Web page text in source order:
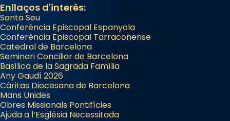
Enllaços d'interès:
Santa Seu
Conferència Episcopal Espanyola
Conferència Episcopal Tarraconense
Catedral de Barcelona
Seminari Conciliar de Barcelona
Basílica de la Sagrada Família
Any Gaudí 2026
Càritas Diocesana de Barcelona
Mans Unides
Obres Missionals Pontifícies
Ajuda a l’Església Necessitada